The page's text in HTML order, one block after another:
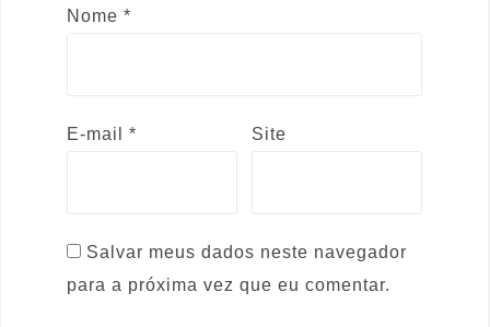
Nome *
E-mail * Site
Salvar meus dados neste navegador
para a próxima vez que eu comentar.